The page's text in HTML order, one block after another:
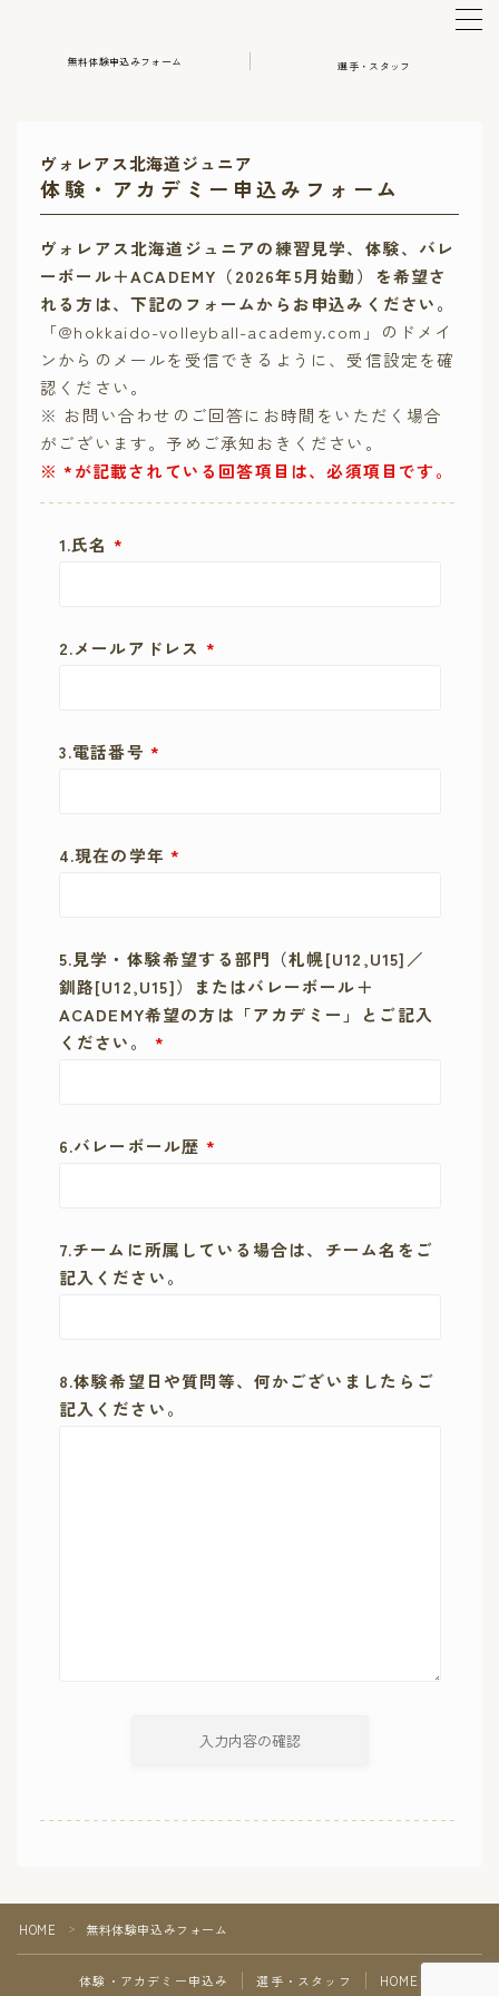
体験・アカデミー申込み
選手・スタッフ
HOME
無料体験申込みフォーム 選手・スタッフ
ヴォレアス北海道ジュニア
体験・アカデミー申込みフォーム
ヴォレアス北海道ジュニアの練習見学、体験、バレ
ーボール＋ACADEMY（2026年5月始動）を希望さ
れる方は、下記のフォームからお申込みください。
「@hokkaido-volleyball-academy.com」のドメイ
ンからのメールを受信できるように、受信設定を確
認ください。
※ お問い合わせのご回答にお時間をいただく場合
がございます。予めご承知おきください。
※ *が記載されている回答項目は、必須項目です。
1.氏名 *
2.メールアドレス *
3.電話番号 *
4.現在の学年*
5.見学・体験希望する部門（札幌[U12,U15]／
釧路[U12,U15]）またはバレーボール＋
ACADEMY希望の方は「アカデミー」とご記入
ください。 *
6.バレーボール歴 *
7.チームに所属している場合は、チーム名をご
記入ください。
8.体験希望日や質問等、何かございましたらご
記入ください。
HOME ＞ 無料体験申込みフォーム
体験・アカデミー申込み 選手・スタッフ HOME